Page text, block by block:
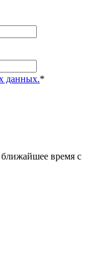
данных.*
время с